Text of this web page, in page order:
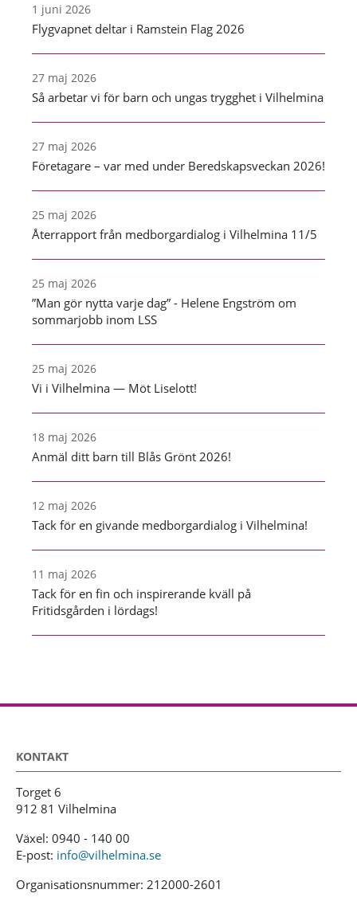
1 juni 2026
Flygvapnet deltar i Ramstein Flag 2026
27 maj 2026
Så arbetar vi för barn och ungas trygghet i Vilhelmina
27 maj 2026
Företagare – var med under Beredskapsveckan 2026!
25 maj 2026
Återrapport från medborgardialog i Vilhelmina 11/5
25 maj 2026
”Man gör nytta varje dag” - Helene Engström om
sommarjobb inom LSS
25 maj 2026
Vi i Vilhelmina — Möt Liselott!
18 maj 2026
Anmäl ditt barn till Blås Grönt 2026!
12 maj 2026
Tack för en givande medborgardialog i Vilhelmina!
11 maj 2026
Tack för en fin och inspirerande kväll på
Fritidsgården i lördags!
KONTAKT
Torget 6
912 81 Vilhelmina
Växel: 0940 - 140 00
E-post: info@vilhelmina.se
Organisationsnummer: 212000-2601